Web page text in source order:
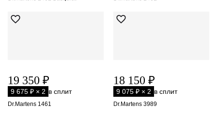
19 350 ₽
9 675 ₽ × 2 в сплит
Dr.Martens 1461
18 150 ₽
9 075 ₽ × 2 в сплит
Dr.Martens 3989